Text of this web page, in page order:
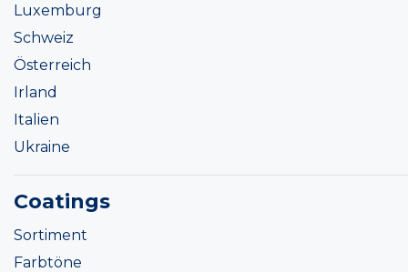
Luxemburg
Schweiz
Österreich
Irland
Italien
Ukraine
Coatings
Sortiment
Farbtöne